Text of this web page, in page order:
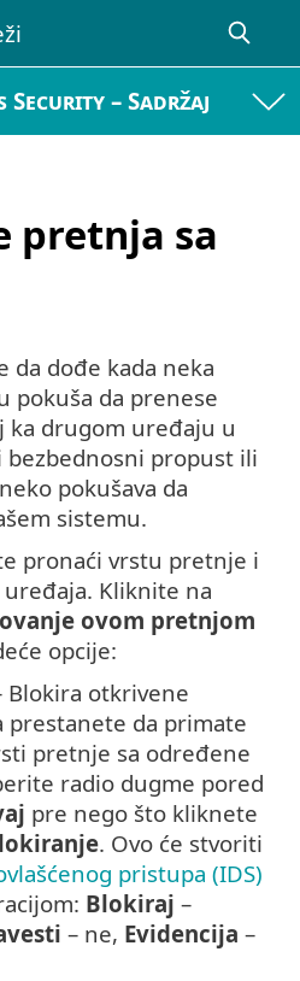
Security – Sadržaj
pretnja sa
da dođe kada neka
pokuša da prenese
ka drugom uređaju u
bezbednosni propust ili
pokušava da
sistemu.
pronaći vrstu pretnje i
Kliknite na
ovom pretnjom
opcije:
Blokira otkrivene
prestanete da primate
pretnje sa određene
radio dugme pored
pre nego što kliknete
. Ovo će stvoriti
pristupa (IDS)
Blokiraj –
– ne, Evidencija –